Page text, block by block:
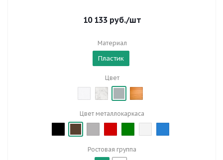
10 133руб./шт
Материал
Пластик
Цвет
Цвет металлокаркаса
Ростовая группа